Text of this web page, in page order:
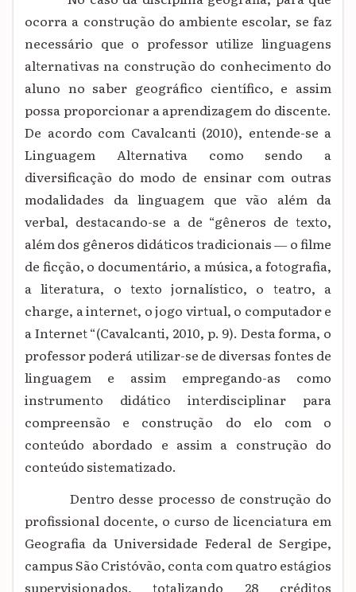
ocorra a construção do ambiente escolar, se faz
necessário que o professor utilize linguagens
alternativas na construção do conhecimento do
aluno no saber geográfico científico, e assim
possa proporcionar a aprendizagem do discente.
De acordo com Cavalcanti (2010), entende-se a
Linguagem Alternativa como sendo a
diversificação do modo de ensinar com outras
modalidades da linguagem que vão além da
verbal, destacando-se a de “gêneros de texto,
além dos gêneros didáticos tradicionais ― o filme
de ficção, o documentário, a música, a fotografia,
a literatura, o texto jornalístico, o teatro, a
charge, a internet, o jogo virtual, o computador e
a Internet “(Cavalcanti, 2010, p. 9). Desta forma, o
professor poderá utilizar-se de diversas fontes de
linguagem e assim empregando-as como
instrumento didático interdisciplinar para
compreensão e construção do elo com o
conteúdo abordado e assim a construção do
conteúdo sistematizado.
Dentro desse processo de construção do
profissional docente, o curso de licenciatura em
Geografia da Universidade Federal de Sergipe,
campus São Cristóvão, conta com quatro estágios
supervisionados, totalizando 28 créditos